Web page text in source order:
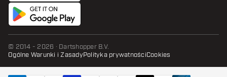
© 2014 - 2026 · Dartshopper B.V.
Ogólne Warunki i ZasadyPolityka prywatnościCookies